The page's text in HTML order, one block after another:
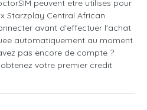
peuvent etre utilises pour
Starzplay Central African
avant d'effectuer l'achat
automatiquement au moment
pas encore de compte ?
votre premier credit